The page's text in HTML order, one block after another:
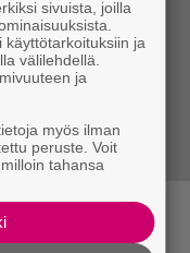
Croc 2 palaa
ja PC:lle
sivuista, joilla
käyttötarkoituksiin ja
välilehdellä.
ja
myös ilman
peruste. Voit
tahansa